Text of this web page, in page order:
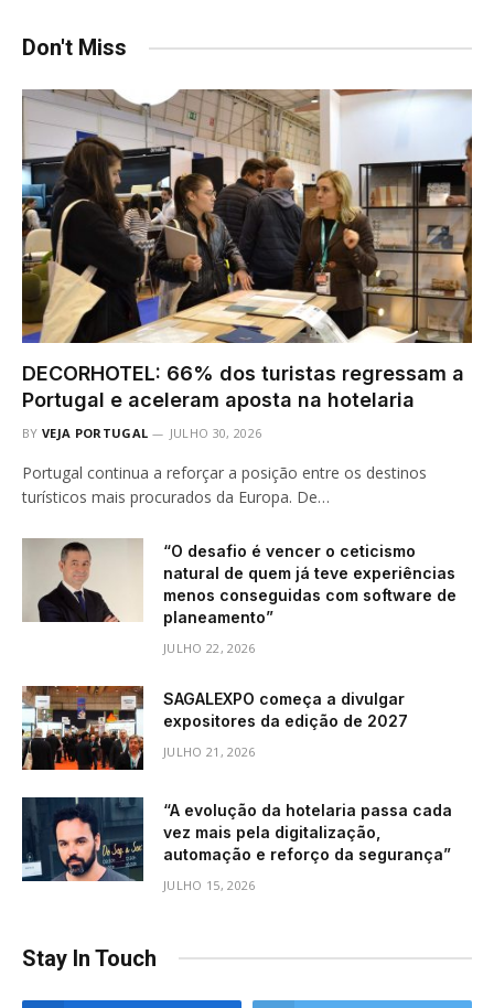
Don't Miss
DECORHOTEL: 66% dos turistas regressam a
Portugal e aceleram aposta na hotelaria
BY VEJA PORTUGAL JULHO 30, 2026
Portugal continua a reforçar a posição entre os destinos
turísticos mais procurados da Europa. De…
“O desafio é vencer o ceticismo
natural de quem já teve experiências
menos conseguidas com software de
planeamento”
JULHO 22, 2026
SAGALEXPO começa a divulgar
expositores da edição de 2027
JULHO 21, 2026
“A evolução da hotelaria passa cada
vez mais pela digitalização,
automação e reforço da segurança”
JULHO 15, 2026
Stay In Touch